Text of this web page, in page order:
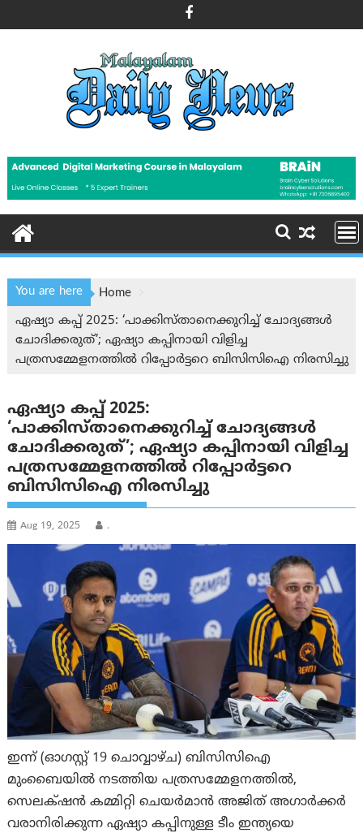
to
You are here
Home
ഏഷ്യാ കപ്പ് 2025: ‘പാക്കിസ്താനെക്കുറിച്ച് ചോദ്യങ്ങള്‍
ചോദിക്കരുത്’; ഏഷ്യാ കപ്പിനായി വിളിച്ച
പത്രസമ്മേളനത്തിൽ റിപ്പോർട്ടറെ ബിസിസിഐ നിരസിച്ചു
ഏഷ്യാ കപ്പ് 2025:
‘പാക്കിസ്താനെക്കുറിച്ച് ചോദ്യങ്ങള്‍
ചോദിക്കരുത്’; ഏഷ്യാ കപ്പിനായി വിളിച്ച
പത്രസമ്മേളനത്തിൽ റിപ്പോർട്ടറെ
ബിസിസിഐ നിരസിച്ചു
Aug 19, 2025 .
ഇന്ന് (ഓഗസ്റ്റ് 19 ചൊവ്വാഴ്ച) ബിസിസിഐ
മുംബൈയിൽ നടത്തിയ പത്രസമ്മേളനത്തിൽ,
സെലക്‌ഷന്‍ കമ്മിറ്റി ചെയർമാൻ അജിത് അഗാർക്കർ
വരാനിരിക്കുന്ന ഏഷ്യാ കപ്പിനുള്ള ടീം ഇന്ത്യയെ